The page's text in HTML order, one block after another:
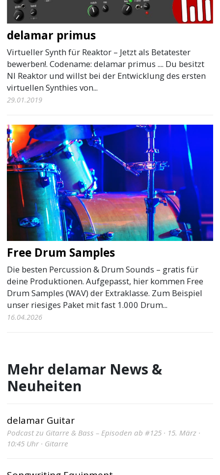
delamar primus
Virtueller Synth für Reaktor – Jetzt als Betatester
bewerben!. Codename: delamar primus .... Du besitzt
NI Reaktor und willst bei der Entwicklung des ersten
virtuellen Synthies von...
29.01.2019
Free Drum Samples
Die besten Percussion & Drum Sounds – gratis für
deine Produktionen. Aufgepasst, hier kommen Free
Drum Samples (WAV) der Extraklasse. Zum Beispiel
unser riesiges Paket mit fast 1.000 Drum...
16.04.2026
Mehr delamar News &
Neuheiten
delamar Guitar
Podcast zu Gitarre & Bass – Episoden ab #125 · 15. März ·
10:45 Uhr · Gitarre